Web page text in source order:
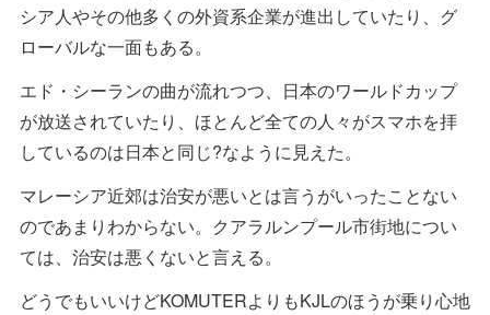
シア人やその他多くの外資系企業が進出していたり、グ
ローバルな一面もある。
エド・シーランの曲が流れつつ、日本のワールドカップ
が放送されていたり、ほとんど全ての人々がスマホを拝
しているのは日本と同じ?なように見えた。
マレーシア近郊は治安が悪いとは言うがいったことない
のであまりわからない。クアラルンプール市街地につい
ては、治安は悪くないと言える。
どうでもいいけどKOMUTERよりもKJLのほうが乗り心地